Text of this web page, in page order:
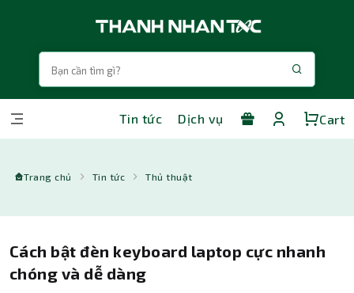
Tin tức Dịch vụ Cart
Trang chủ Tin tức Thủ thuật
Cách bật đèn keyboard laptop cực nhanh
chóng và dễ dàng